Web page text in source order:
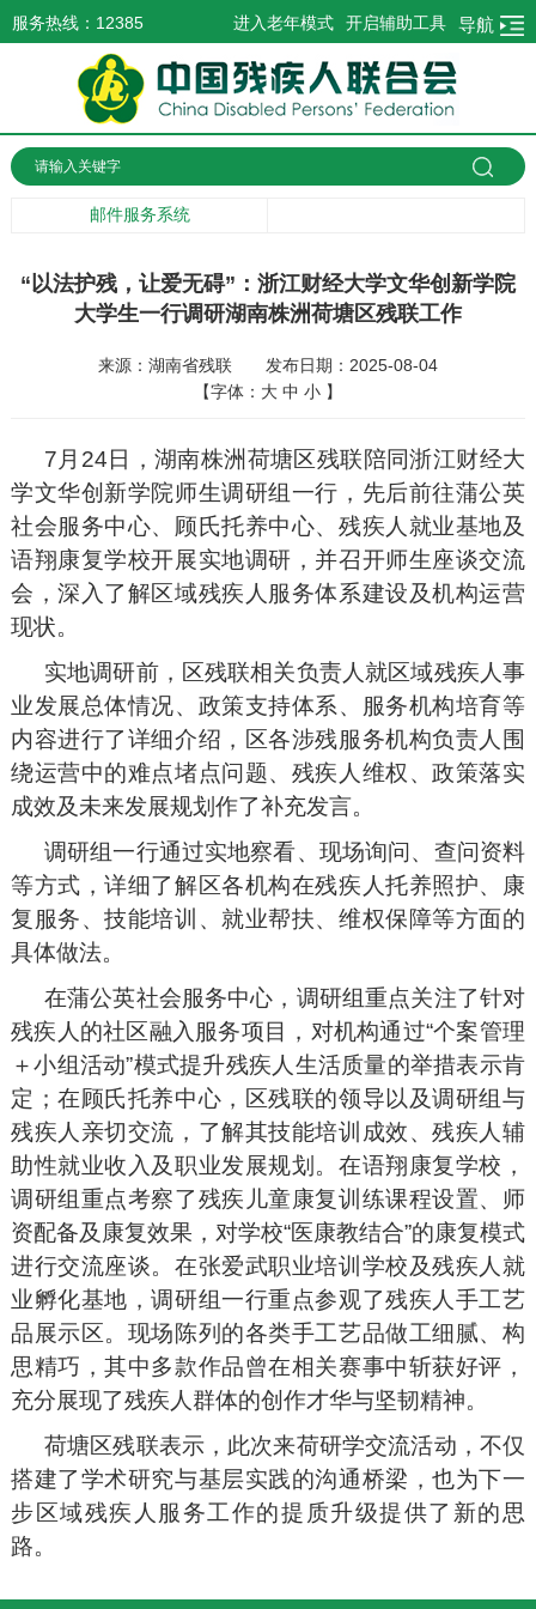
服务热线：12385 导航
开启辅助工具
进入老年模式
邮件服务系统
“以法护残，让爱无碍”：浙江财经大学文华创新学院
大学生一行调研湖南株洲荷塘区残联工作
来源：湖南省残联
发布日期：2025-08-04
【字体： 大 中 小 】
7月24日，湖南株洲荷塘区残联陪同浙江财经大
学文华创新学院师生调研组一行，先后前往蒲公英
社会服务中心、顾氏托养中心、残疾人就业基地及
语翔康复学校开展实地调研，并召开师生座谈交流
会，深入了解区域残疾人服务体系建设及机构运营
现状。
实地调研前，区残联相关负责人就区域残疾人事
业发展总体情况、政策支持体系、服务机构培育等
内容进行了详细介绍，区各涉残服务机构负责人围
绕运营中的难点堵点问题、残疾人维权、政策落实
成效及未来发展规划作了补充发言。
调研组一行通过实地察看、现场询问、查问资料
等方式，详细了解区各机构在残疾人托养照护、康
复服务、技能培训、就业帮扶、维权保障等方面的
具体做法。
在蒲公英社会服务中心，调研组重点关注了针对
残疾人的社区融入服务项目，对机构通过“个案管理
＋小组活动”模式提升残疾人生活质量的举措表示肯
定；在顾氏托养中心，区残联的领导以及调研组与
残疾人亲切交流，了解其技能培训成效、残疾人辅
助性就业收入及职业发展规划。在语翔康复学校，
调研组重点考察了残疾儿童康复训练课程设置、师
资配备及康复效果，对学校“医康教结合”的康复模式
进行交流座谈。在张爱武职业培训学校及残疾人就
业孵化基地，调研组一行重点参观了残疾人手工艺
品展示区。现场陈列的各类手工艺品做工细腻、构
思精巧，其中多款作品曾在相关赛事中斩获好评，
充分展现了残疾人群体的创作才华与坚韧精神。
荷塘区残联表示，此次来荷研学交流活动，不仅
搭建了学术研究与基层实践的沟通桥梁，也为下一
步区域残疾人服务工作的提质升级提供了新的思
路。